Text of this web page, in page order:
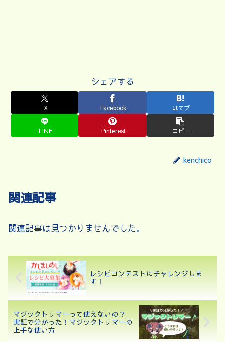
シェアする
X Facebook はてブ
LINE Pinterest コピー
kenchico
関連記事
関連記事は見つかりませんでした。
レシピコンテストにチャレンジしま
す！
マジックトリマーって使えないの？
実証で分かった！マジックトリマーの
上手な使い方